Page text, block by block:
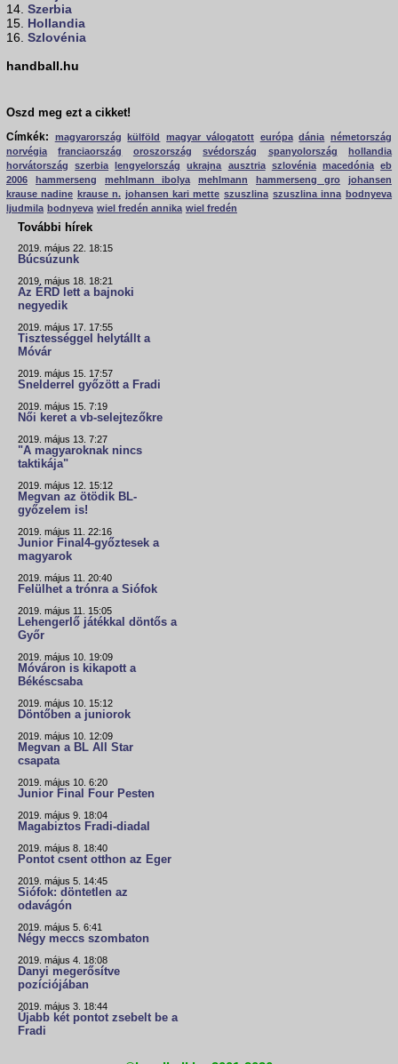
14. Szerbia
15. Hollandia
16. Szlovénia
handball.hu
Oszd meg ezt a cikket!
Címkék:
magyarország külföld magyar válogatott európa dánia németország
norvégia
franciaország oroszország svédország spanyolország
hollandia
horvátország
szerbia lengyelország ukrajna ausztria szlovénia macedónia eb
2006
hammerseng mehlmann ibolya mehlmann hammerseng gro
johansen
krause nadine krause n. johansen kari mette szuszlina szuszlina inna bodnyeva
ljudmila bodnyeva wiel fredén annika wiel fredén
További hírek
2019. május 22. 18:15
Búcsúzunk
2019. május 18. 18:21
Az ÉRD lett a bajnoki
negyedik
2019. május 17. 17:55
Tisztességgel helytállt a
Móvár
2019. május 15. 17:57
Snelderrel győzött a Fradi
2019. május 15. 7:19
Női keret a vb-selejtezőkre
2019. május 13. 7:27
"A magyaroknak nincs
taktikája"
2019. május 12. 15:12
Megvan az ötödik BL-
győzelem is!
2019. május 11. 22:16
Junior Final4-győztesek a
magyarok
2019. május 11. 20:40
Felülhet a trónra a Siófok
2019. május 11. 15:05
Lehengerlő játékkal döntős a
Győr
2019. május 10. 19:09
Móváron is kikapott a
Békéscsaba
2019. május 10. 15:12
Döntőben a juniorok
2019. május 10. 12:09
Megvan a BL All Star
csapata
2019. május 10. 6:20
Junior Final Four Pesten
2019. május 9. 18:04
Magabiztos Fradi-diadal
2019. május 8. 18:40
Pontot csent otthon az Eger
2019. május 5. 14:45
Siófok: döntetlen az
odavágón
2019. május 5. 6:41
Négy meccs szombaton
2019. május 4. 18:08
Danyi megerősítve
pozíciójában
2019. május 3. 18:44
Újabb két pontot zsebelt be a
Fradi